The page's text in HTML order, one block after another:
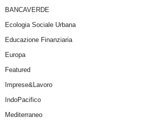
BANCAVERDE
Ecologia Sociale Urbana
Educazione Finanziaria
Europa
Featured
Imprese&Lavoro
IndoPacifico
Mediterraneo